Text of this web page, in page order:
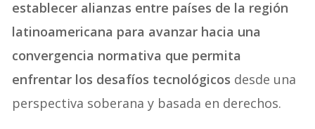
establecer alianzas entre países de la región
latinoamericana para avanzar hacia una
convergencia normativa que permita
enfrentar los desafíos tecnológicos desde una
perspectiva soberana y basada en derechos.